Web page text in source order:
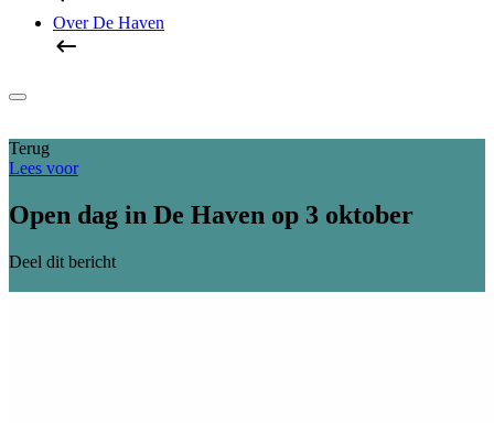
Over De Haven
Terug
Lees voor
Open dag in De Haven op 3 oktober
Deel dit bericht